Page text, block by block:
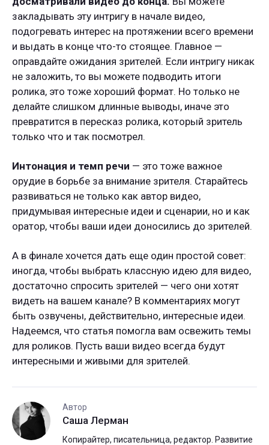
закладывать эту интригу в начале видео,
подогревать интерес на протяжении всего времени
и выдать в конце что-то стоящее. Главное —
оправдайте ожидания зрителей. Если интригу никак
не заложить, то вы можете подводить итоги
ролика, это тоже хороший формат. Но только не
делайте слишком длинные выводы, иначе это
превратится в пересказ ролика, который зритель
только что и так посмотрел.
Интонация и темп речи — это тоже важное
орудие в борьбе за внимание зрителя. Старайтесь
развиваться не только как автор видео,
придумывая интересные идеи и сценарии, но и как
оратор, чтобы ваши идеи доносились до зрителей.
А в финале хочется дать еще один простой совет:
иногда, чтобы выбрать классную идею для видео,
достаточно спросить зрителей — чего они хотят
видеть на вашем канале? В комментариях могут
быть озвучены, действительно, интересные идеи.
Надеемся, что статья помогла вам освежить темы
для роликов. Пусть ваши видео всегда будут
интересными и живыми для зрителей.
Автор
Саша Лерман
Копирайтер, писательница, редактор. Развитие